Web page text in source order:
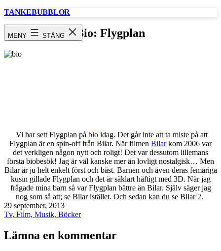
Hoppa
TANKEBUBBLOR
MENY STÄNG Bio: Flygplan
Vi har sett Flygplan på bioidag. Det går inte att ta miste på att
Flygplan är en spin-off från Bilar. När filmen Bilarkom 2006 var
det verkligen någon nytt och roligt! Det var dessutom lillemans
första biobesök! Jag är väl kanske mer än lovligt nostalgisk… Men
Bilar är ju helt enkelt först och bäst. Barnen och även deras femåriga
kusin gillade Flygplan och det är såklart häftigt med 3D. När jag
frågade mina barn så var Flygplan bättre än Bilar. Själv säger jag
nog som så att; se Bilar istället. Och sedan kan du se Bilar 2.
Publicerat
den
29 september, 2013
Kategoriserat
Tv, Film, Musik, Böcker
Lämna en kommentar